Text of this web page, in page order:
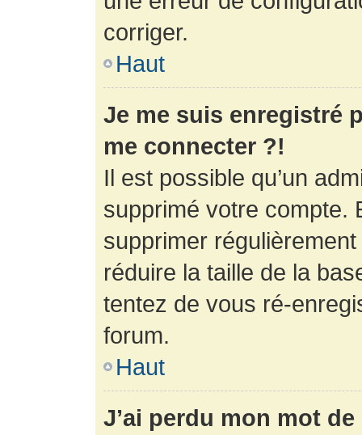
corriger.
Haut
Je me suis enregistré
me connecter ?!
Il est possible qu’un
supprimé votre compte.
supprimer
réduire la taille de la
tentez de vous ré-
forum.
Haut
J’ai perdu mon mot